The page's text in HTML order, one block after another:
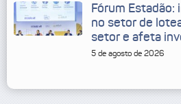
Fórum Estadão:
no setor de
setor e afeta
5 de agosto de 2026